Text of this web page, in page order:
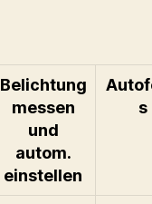
Belichtung
messen
und
autom.
einstellen
s